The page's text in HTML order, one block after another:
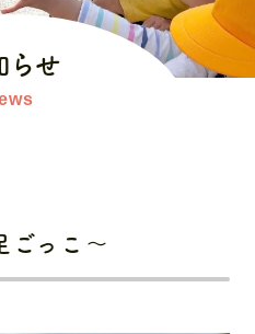
資料ダウンロード
らせ
っこ～